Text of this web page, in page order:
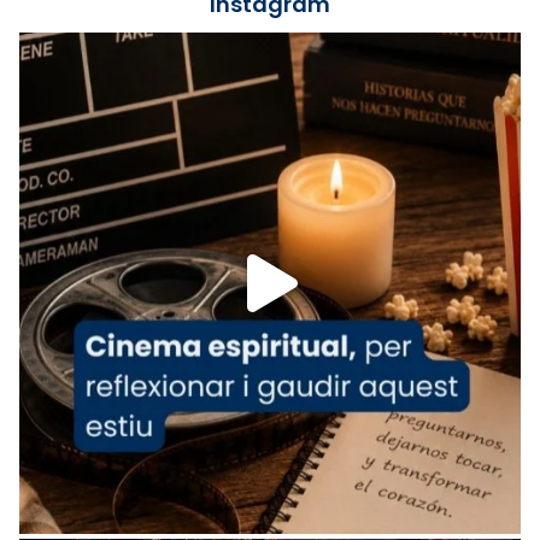
Recupera l'entrevista comp
Vatican
tican News 👇
www.vaticannews.va/es/iglesia/news/2026-
07/carmina-historia-depresion-papa-viaje-
espana-testimoni...
Foto
View on Facebook · Share
Arquebisbat de Barcelona
1 week ago
«Avui les santes Juliana i Semproniana ens
ajuden a alçar la mirada»
Mons. Sergi Gordo, bisbe de Tortosa, ha
presidit aquest 27 de juliol la missa de Les
Santes de Mataró.